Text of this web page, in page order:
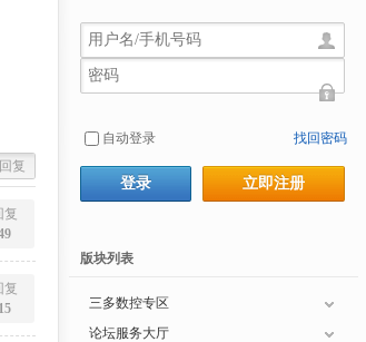
复
复
复
15
用
名
密
找回密码
自动登录
登录 立即注册
版块列表
三多数控专区
论坛服务大厅